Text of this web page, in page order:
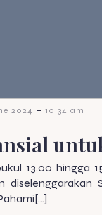
2024 - 10:34 am
13.00 hingga
diselenggarakan